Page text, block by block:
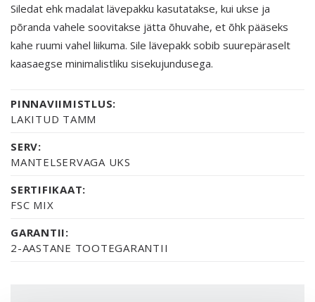
Siledat ehk madalat lävepakku kasutatakse, kui ukse ja
põranda vahele soovitakse jätta õhuvahe, et õhk pääseks
kahe ruumi vahel liikuma. Sile lävepakk sobib suurepäraselt
kaasaegse minimalistliku sisekujundusega.
PINNAVIIMISTLUS:
LAKITUD TAMM
SERV:
MANTELSERVAGA UKS
SERTIFIKAAT:
FSC MIX
GARANTII:
2-AASTANE TOOTEGARANTII